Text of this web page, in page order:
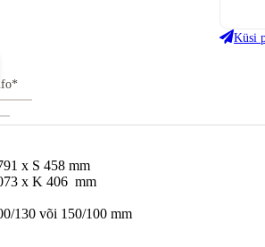
Küsi
x S 458 mm
x K 406  mm
130 või 150/100 mm